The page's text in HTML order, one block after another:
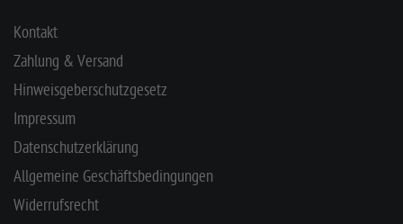
Kontakt
Zahlung & Versand
Hinweisgeberschutzgesetz
Impressum
Datenschutzerklärung
Allgemeine Geschäftsbedingungen
Widerrufsrecht